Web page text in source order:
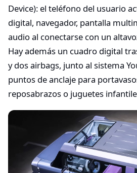
Device): el teléfono del usuario
digital, navegador, pantalla
audio al conectarse con un
Hay además un cuadro digital
y dos airbags, junto al sistema
puntos de anclaje para
reposabrazos o juguetes